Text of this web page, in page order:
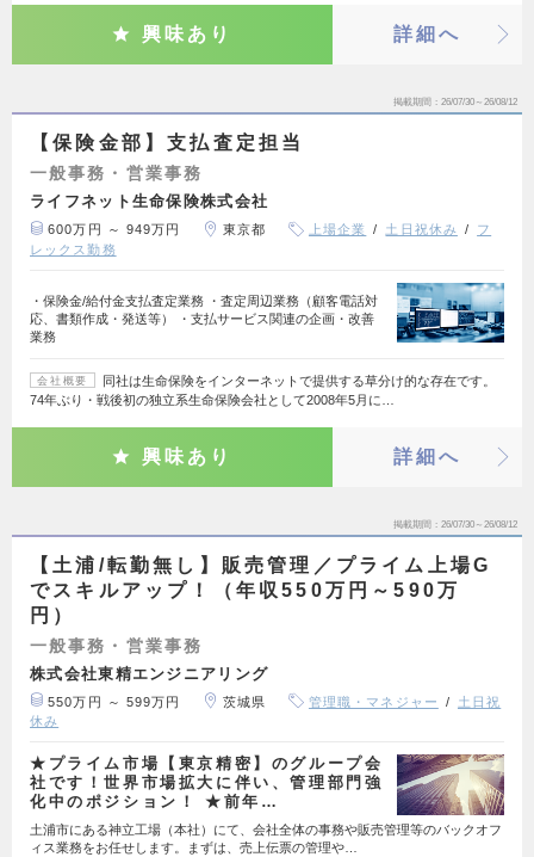
興味あり 詳細へ
掲載期間 26/07/30～26/08/12
【保険金部】支払査定担当
一般事務・営業事務
ライフネット生命保険株式会社
600万円 ～ 949万円 東京都 上場企業 土日祝休み
フ
レックス勤務
・保険金/給付金支払査定業務 ・査定周辺業務（顧客電話対
応、書類作成・発送等） ・支払サービス関連の企画・改善
業務
会社概要
同社は生命保険をインターネットで提供する草分け的な存在です。
74年ぶり・戦後初の独立系生命保険会社として2008年5月に…
興味あり 詳細へ
掲載期間 26/07/30～26/08/12
【土浦/転勤無し】販売管理／プライム上場G
でスキルアップ！（年収550万円～590万
円）
一般事務・営業事務
株式会社東精エンジニアリング
550万円 ～ 599万円 茨城県 管理職・マネジャー
土日祝
休み
★プライム市場【東京精密】のグループ会
社です！世界市場拡大に伴い、管理部門強
化中のポジション！ ★前年…
土浦市にある神立工場（本社）にて、会社全体の事務や販売管理等のバックオフ
ィス業務をお任せします。まずは、売上伝票の管理や…